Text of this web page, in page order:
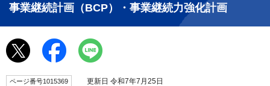
事業継続計画（BCP）・事業継続力強化計画
ページ番号1015369 更新日 令和7年7月25日